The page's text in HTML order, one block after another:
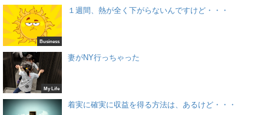
Business
１週間、熱が全く下がらないんですけど・・・
My Life
妻がNY行っちゃった
着実に確実に収益を得る方法は、あるけど・・・